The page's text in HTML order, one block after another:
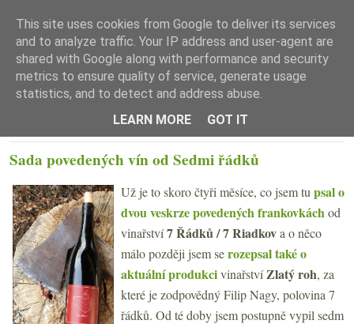
☰ Menu
Sada povedených vín od Sedmi řádků
Už je to skoro čtyři měsíce, co jsem tu psal o
dvou veskrze povedených frankovkáchod
vinařství7 Řádků / 7 Riadkova o něco
málo později jsem serozepsal také o
aktuální produkcivinařstvíZlatý roh, za
které je zodpovědný Filip Nagy, polovina 7
řádků. Od té doby jsem postupně vypil sedm
This site uses cookies from Google to deliver its services
and to analyze traffic. Your IP address and user-agent are
shared with Google along with performance and security
metrics to ensure quality of service, generate usage
statistics, and to detect and address abuse.
LEARN MORE
GOT IT